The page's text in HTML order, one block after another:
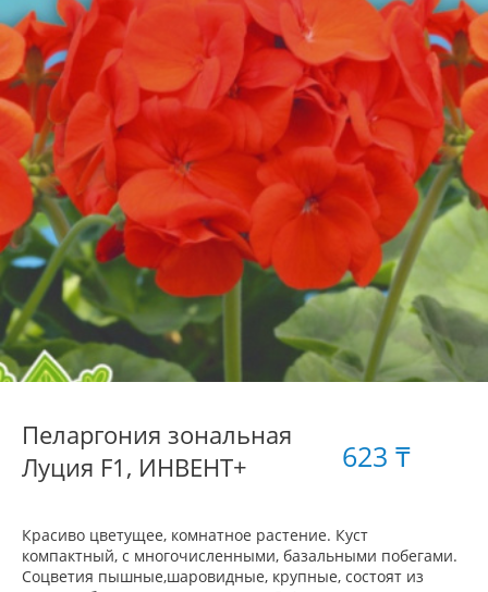
Пеларгония зональная
Луция F1, ИНВЕНТ+
623 ₸
Красиво цветущее, комнатное растение. Куст
компактный, с многочисленными, базальными побегами.
Соцветия пышные,шаровидные, крупные, состоят из